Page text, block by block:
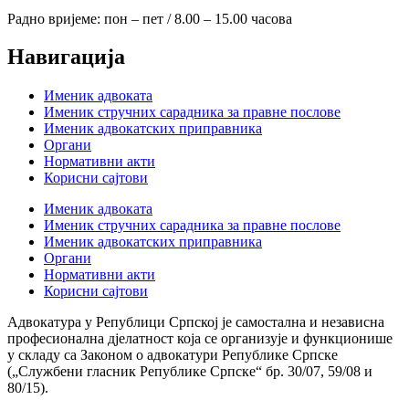
Радно вријеме: пон – пет / 8.00 – 15.00 часова
Навигација
Именик адвоката
Именик стручних сарадника за правне послове
Именик адвокатских приправника
Органи
Нормативни акти
Корисни сајтови
Именик адвоката
Именик стручних сарадника за правне послове
Именик адвокатских приправника
Органи
Нормативни акти
Корисни сајтови
Адвокатура у Републици Српској је самостална и независна
професионална дјелатност која се организује и функционише
у складу са Законом о адвокатури Републике Српске
(„Службени гласник Републике Српске“ бр. 30/07, 59/08 и
80/15).